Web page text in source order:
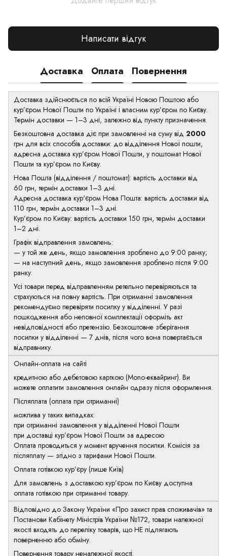
Написати відгук
Доставка Оплата Повернення
Доставка здійснюється по всій Україні Новою Поштою або
кур’єром Нової Пошти по Україні і власним кур’єром по Києву.
Термін доставки — 1–3 дні, залежно від пункту призначення.
Безкоштовна доставка діє при замовленні на суму від 2000
грн для всіх способів доставки: до відділення Нової пошти,
адресна доставка кур’єром Нової Пошти, у поштомат Нової
Пошти та кур’єром по Києву.
Нова Пошта (відділення / поштомат): вартість доставки від
60 грн, термін доставки 1–3 дні.
Адресна доставка кур'єром Нова Пошта: вартість доставки від
110 грн, термін доставки 1–3 дні.
Кур’єром по Києву: вартість доставки 150 грн, термін доставки
1–2 дні.
Графік відправлення замовлень:
— у той же день, якщо замовлення зроблено до 9:00 ранку;
— на наступний день, якщо замовлення зроблено після 9:00
ранку.
Усі товари перед відправленням ретельно перевіряються та
страхуються на повну вартість. При отриманні замовлення
рекомендуємо перевіряти посилку у відділенні. У разі
пошкодження або неповної комплектації оформіть акт
невідповідності або претензію. Безкоштовне зберігання
посилки у відділенні — 7 днів, після чого вона повертається
відправнику.
Онлайн-оплата на сайті
кредитною або дебетовою карткою (Mono-еквайринг). Ви
можете оплатити замовлення онлайн одразу після оформлення.
Післяплата (оплата при отриманні)
можлива у таких випадках:
при отриманні замовлення у відділенні Нової Пошти
при доставці кур’єром Нової Пошти за адресою
Оплата проводиться у момент вручення посилки. Комісія за
післяплату — згідно з тарифами Нової Пошти.
Оплата готівкою кур’єру (лише Київ)
Для замовлень з доставкою кур’єром по Києву доступна
оплата готівкою при отриманні товару.
Відповідно до Закону України «Про захист прав споживачів» та
Постанови Кабінету Міністрів України №172, товари належної
якості входять до переліку товарів, що НЕ підлягають
поверненню або обміну.
Повернення товару неналежної якості.